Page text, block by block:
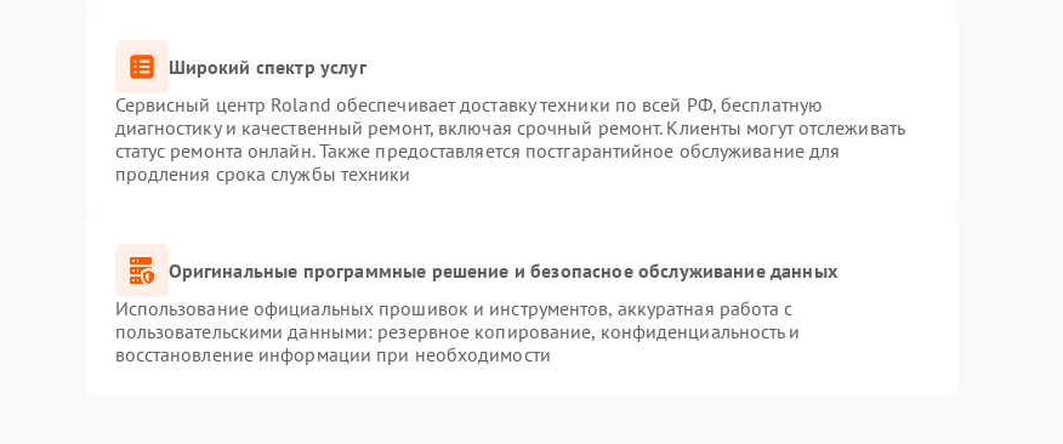
Широкий спектр услуг
Сервисный центр Roland обеспечивает доставку техники по всей РФ, бесплатную
диагностику и качественный ремонт, включая срочный ремонт. Клиенты могут отслеживать
статус ремонта онлайн. Также предоставляется постгарантийное обслуживание для
продления срока службы техники
Оригинальные программные решение и безопасное обслуживание данных
Использование официальных прошивок и инструментов, аккуратная работа с
пользовательскими данными: резервное копирование, конфиденциальность и
восстановление информации при необходимости